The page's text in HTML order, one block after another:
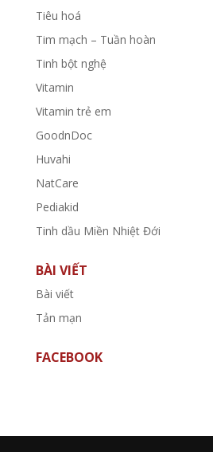
Tiêu hoá
Tim mạch – Tuần hoàn
Tinh bột nghệ
Vitamin
Vitamin trẻ em
GoodnDoc
Huvahi
NatCare
Pediakid
Tinh dầu Miền Nhiệt Đới
BÀI VIẾT
Bài viết
Tản mạn
FACEBOOK